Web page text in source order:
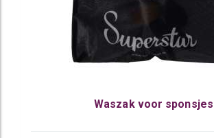
Waszak voor sponsjes